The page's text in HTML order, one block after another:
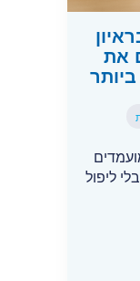
את
ליפול